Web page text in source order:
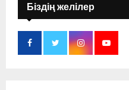
Біздің желілер